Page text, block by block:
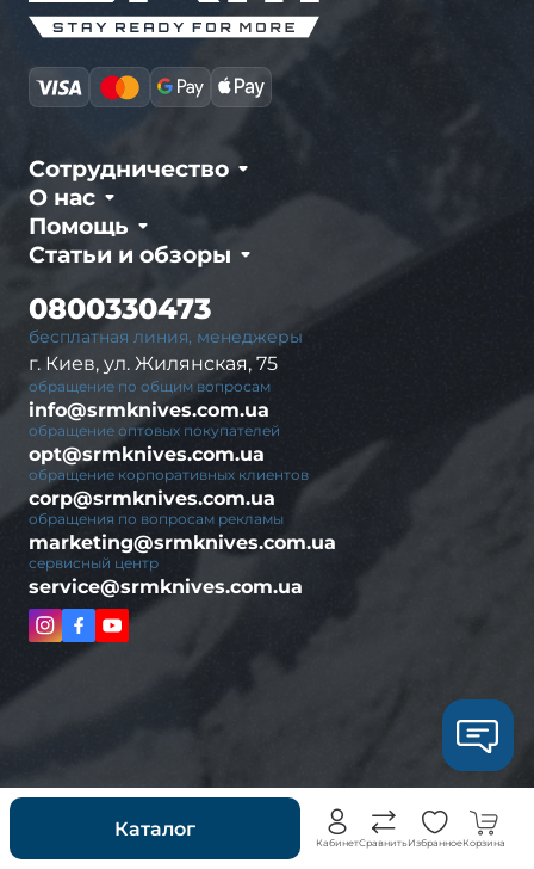
НовинкиКаталог
КабинетСравнитьИзбранноеКорзина
О нас
Сотрудничество
Статьи и обзоры
Помощь
бесплатная линия, менеджеры
0800330473
г. Киев, ул. Жилянская, 75
обращение по общим вопросам
info@srmknives.com.ua
обращение оптовых покупателей
opt@srmknives.com.ua
обращение корпоративных клиентов
corp@srmknives.com.ua
обращения по вопросам рекламы
marketing@srmknives.com.ua
сервисный центр
service@srmknives.com.ua